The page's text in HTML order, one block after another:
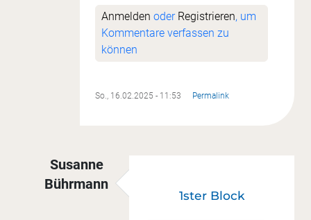
Anmelden oder Registrieren, um
Kommentare verfassen zu
können
So., 16.02.2025 - 11:53 Permalink
Susanne
Bührmann
Katrin Getto
1ster Block